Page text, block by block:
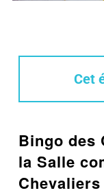
Cet
Bingo des
la Salle
Chevaliers